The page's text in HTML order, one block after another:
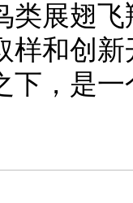
类展翅
样和创
下，是